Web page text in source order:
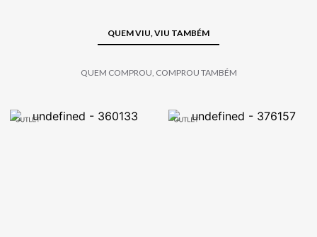
QUEM VIU, VIU TAMBÉM
QUEM COMPROU, COMPROU TAMBÉM